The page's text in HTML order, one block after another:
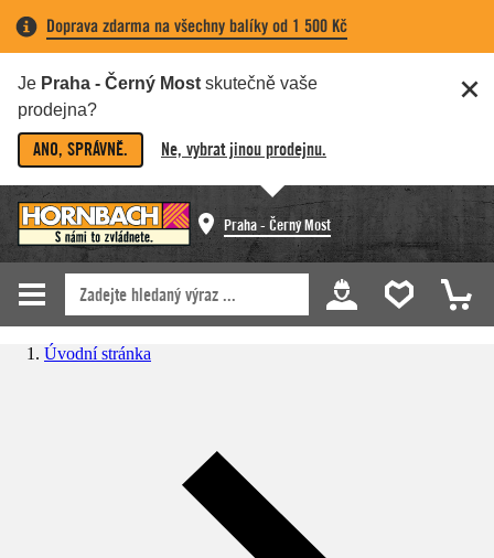
Doprava zdarma na všechny balíky od 1 500 Kč
Je Praha - Černý Most skutečně vaše
prodejna?
ANO, SPRÁVNĚ. Ne, vybrat jinou prodejnu.
Praha - Černý Most
Úvodní stránka